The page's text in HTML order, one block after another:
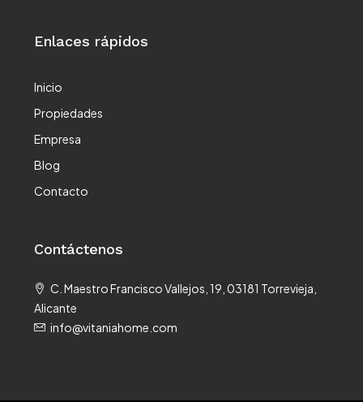
Enlaces rápidos
Inicio
Propiedades
Empresa
Blog
Contacto
Contáctenos
C. Maestro Francisco Vallejos, 19, 03181 Torrevieja,
Alicante
info@vitaniahome.com